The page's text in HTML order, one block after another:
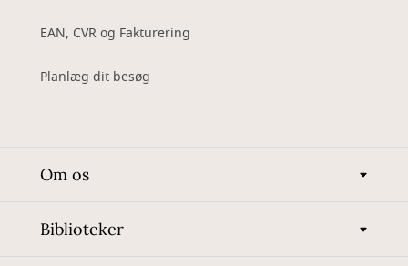
EAN, CVR og Fakturering
Planlæg dit besøg
Om os
Biblioteker